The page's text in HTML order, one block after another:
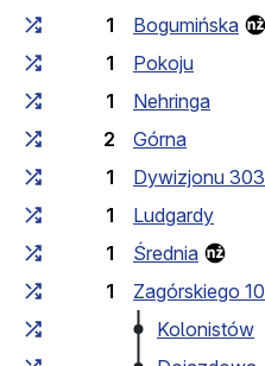
1
Bogumińska
1
Pokoju
1
Nehringa
2
Górna
1
Dywizjonu 303
1
Ludgardy
1
Średnia
1
Zagórskiego 10
Kolonistów